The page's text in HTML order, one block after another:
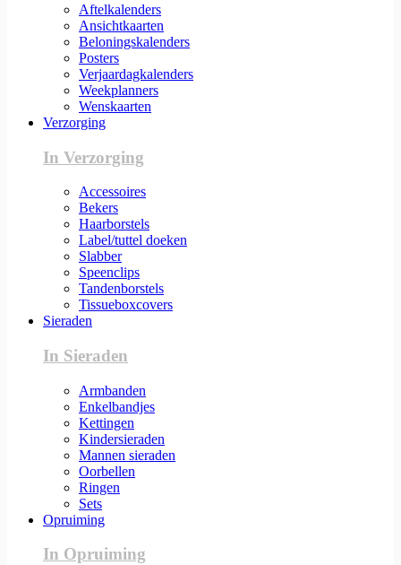
Aftelkalenders
Ansichtkaarten
Beloningskalenders
Posters
Verjaardagkalenders
Weekplanners
Wenskaarten
Verzorging
In Verzorging
Accessoires
Bekers
Haarborstels
Label/tuttel doeken
Slabber
Speenclips
Tandenborstels
Tissueboxcovers
Sieraden
In Sieraden
Armbanden
Enkelbandjes
Kettingen
Kindersieraden
Mannen sieraden
Oorbellen
Ringen
Sets
Opruiming
In Opruiming